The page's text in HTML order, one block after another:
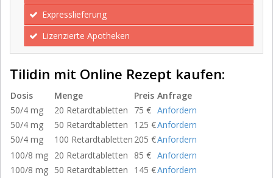
Expresslieferung
Lizenzierte Apotheken
Tilidin mit Online Rezept kaufen:
Dosis Menge Preis Anfrage
50/4 mg
20 Retardtabletten 75 € Anfordern
50/4 mg
50 Retardtabletten 125 €Anfordern
50/4 mg
100 Retardtabletten 205 €Anfordern
100/8 mg 20 Retardtabletten 85 € Anfordern
100/8 mg 50 Retardtabletten 145 €Anfordern